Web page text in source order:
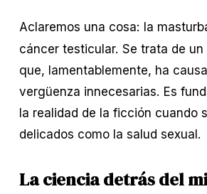
Aclaremos una cosa: la
cáncer testicular. Se trata de
que, lamentablemente, ha
vergüenza innecesarias. Es
la realidad de la ficción cuando
delicados como la salud sexual.
La ciencia detrás del